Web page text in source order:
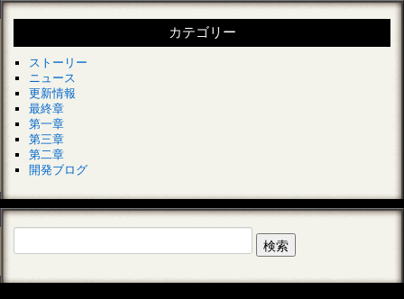
カテゴリー
ストーリー
ニュース
更新情報
最終章
第一章
第三章
第二章
開発ブログ